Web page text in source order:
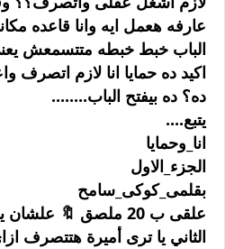
عارفه هعمل ايه وانا قاعده
الباب خبط خبطه متتسمعش
اكيد ده حمايا انا لازم اتصرف
ده؟ ده بيفتح الباب........
يتبع....
انا_وحمايا
الجزء_الاول
بقلمى_كوكى_سامح
علقى ب 20 ملصق 🔖
الثاني يا ترى أميرة هتتصرف